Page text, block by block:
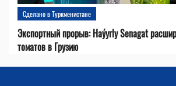
Сделано в Туркменистане
Экспортный прорыв: Haýyrly Senagat
томатов в Грузию